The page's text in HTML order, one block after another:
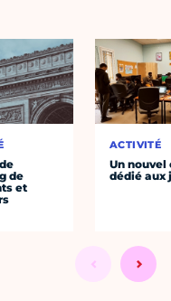
de
et
ACTIVITÉ
Un nouvel
dédié aux